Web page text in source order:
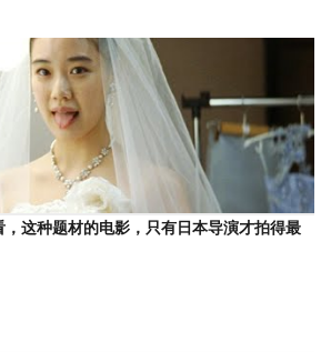
，这种题材的电影，只有日本导演才拍得最